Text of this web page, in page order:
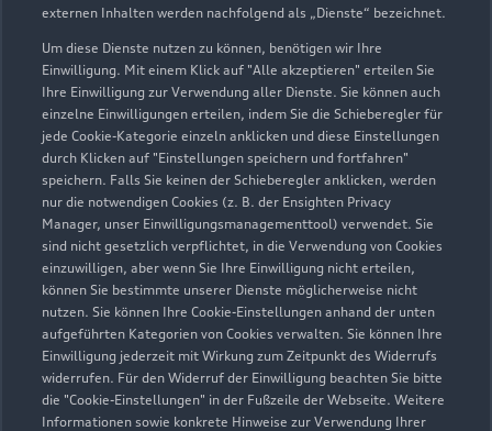
externen Inhalten werden nachfolgend als „Dienste“ bezeichnet.
Um diese Dienste nutzen zu können, benötigen wir Ihre
Einwilligung. Mit einem Klick auf "Alle akzeptieren" erteilen Sie
Ihre Einwilligung zur Verwendung aller Dienste. Sie können auch
einzelne Einwilligungen erteilen, indem Sie die Schieberegler für
jede Cookie-Kategorie einzeln anklicken und diese Einstellungen
durch Klicken auf "Einstellungen speichern und fortfahren"
speichern. Falls Sie keinen der Schieberegler anklicken, werden
nur die notwendigen Cookies (z. B. der Ensighten Privacy
Manager, unser Einwilligungsmanagementtool) verwendet. Sie
sind nicht gesetzlich verpflichtet, in die Verwendung von Cookies
einzuwilligen, aber wenn Sie Ihre Einwilligung nicht erteilen,
können Sie bestimmte unserer Dienste möglicherweise nicht
nutzen. Sie können Ihre Cookie-Einstellungen anhand der unten
aufgeführten Kategorien von Cookies verwalten. Sie können Ihre
Einwilligung jederzeit mit Wirkung zum Zeitpunkt des Widerrufs
widerrufen. Für den Widerruf der Einwilligung beachten Sie bitte
die "Cookie-Einstellungen" in der Fußzeile der Webseite. Weitere
Informationen sowie konkrete Hinweise zur Verwendung Ihrer
Schwanebecker Chaussee
16321 Bernau
03338 36990
bernau@zemke.de